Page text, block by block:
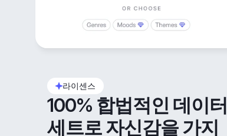
라이센스
100% 합법적인 데이터
세트로 자신감을 가지